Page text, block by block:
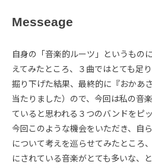
Messeage
自身の「音楽的ルーツ」というもの
えてみたところ、３曲ではとても足
掘り下げた結果、最終的に『おかあ
当たりました）ので、今回は私の音
ていると思われる３つのバンドをピ
今回このような機会をいただき、自
について考えを巡らせてみたところ
にされている音楽がとても多いな、